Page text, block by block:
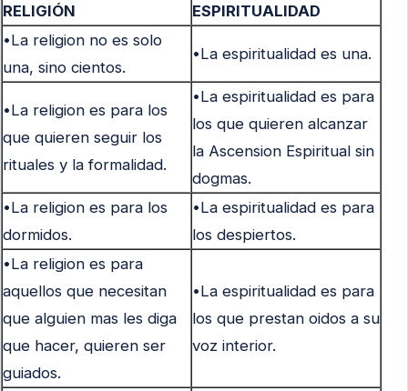
RELIGIÓN
ESPIRITUALIDAD
•La religion no es solo
una, sino cientos.
•La espiritualidad es una.
•La religion es para los
que quieren seguir los
rituales y la formalidad.
•La espiritualidad es para
los que quieren alcanzar
la Ascension Espiritual sin
dogmas.
•La religion es para los
dormidos.
•La espiritualidad es para
los despiertos.
•La religion es para
aquellos que necesitan
que alguien mas les diga
que hacer, quieren ser
guiados.
•La espiritualidad es para
los que prestan oidos a su
voz interior.